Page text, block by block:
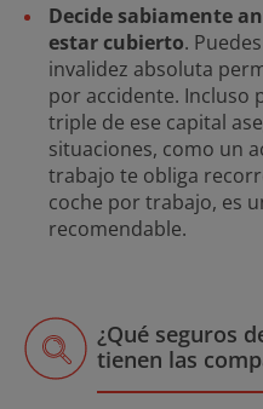
Decide sabiamente
estar cubierto.
invalidez absoluta
por accidente. Incluso
triple de ese capital
situaciones, como un
trabajo te obliga
coche por trabajo, es
recomendable.
¿Qué seguros
tienen las